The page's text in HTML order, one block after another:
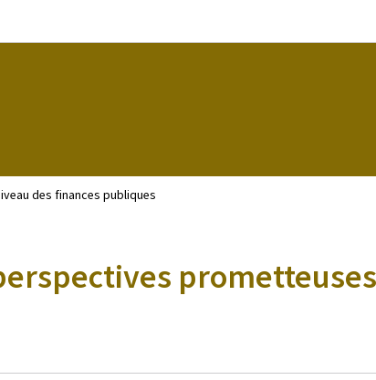
des finances publiques